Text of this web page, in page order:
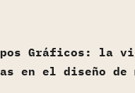
Gráficos: la
en el diseño de